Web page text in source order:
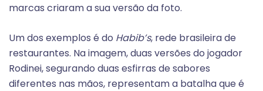
marcas criaram a sua versão da foto.
Um dos exemplos é do Habib’s, rede brasileira de
restaurantes. Na imagem, duas versões do jogador
Rodinei, segurando duas esfirras de sabores
diferentes nas mãos, representam a batalha que é